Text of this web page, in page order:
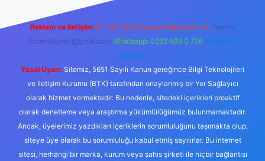
Reklam ve İletişim: E-mail: backlinkpaneli@gmail.com Teams:
forumhizmeti@gmail.com Whatsapp: 0262 606 0 726 Telegram:
@karabul
Yasal Uyarı: Sitemiz, 5651 Sayılı Kanun gereğince Bilgi Teknolojileri
ve İletişim Kurumu (BTK) tarafından onaylanmış bir Yer Sağlayıcı
olarak hizmet vermektedir. Bu nedenle, sitedeki içerikleri proaktif
olarak denetleme veya araştırma yükümlülüğümüz bulunmamaktadır.
Ancak, üyelerimiz yazdıkları içeriklerin sorumluluğunu taşımakta olup,
siteye üye olarak bu sorumluluğu kabul etmiş sayılırlar. Bu internet
sitesi, herhangi bir marka, kurum veya şahıs şirketi ile hiçbir bağlantısı